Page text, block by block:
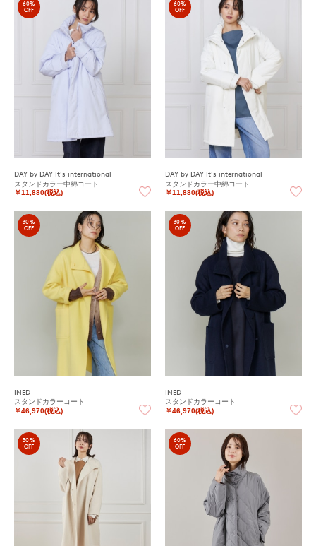
60%
OFF
DAY by DAY It's international
スタンドカラー中綿コート
￥11,880(税込)
60%
OFF
DAY by DAY It's international
スタンドカラー中綿コート
￥11,880(税込)
30%
OFF
INED
スタンドカラーコート
￥46,970(税込)
30%
OFF
INED
スタンドカラーコート
￥46,970(税込)
30%
OFF
60%
OFF